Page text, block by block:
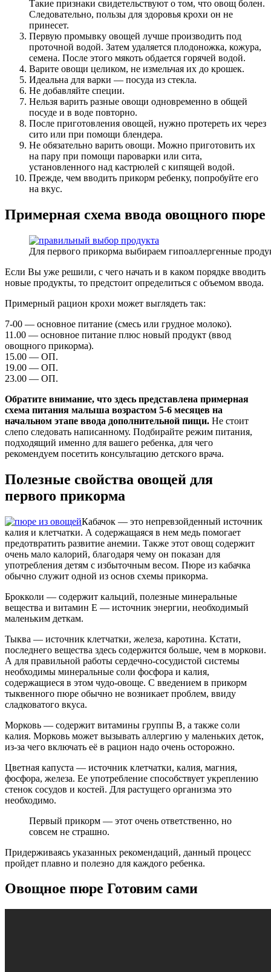
Такие признаки свидетельствуют о том, что овощ болен.
Следовательно, пользы для здоровья крохи он не
принесет.
Первую промывку овощей лучше производить под
проточной водой. Затем удаляется плодоножка, кожура,
семена. После этого мякоть обдается горячей водой.
Варите овощи целиком, не измельчая их до крошек.
Идеальна для варки — посуда из стекла.
Не добавляйте специи.
Нельзя варить разные овощи одновременно в общей
посуде и в воде повторно.
После приготовления овощей, нужно протереть их через
сито или при помощи блендера.
Не обязательно варить овощи. Можно приготовить их
на пару при помощи пароварки или сита,
установленного над кастрюлей с кипящей водой.
Прежде, чем вводить прикорм ребенку, попробуйте его
на вкус.
Примерная схема ввода овощного пюре
Для первого прикорма выбираем гипоаллергенные
Если Вы уже решили, с чего начать и в каком порядке вводить
новые продукты, то предстоит определиться с объемом ввода.
Примерный рацион крохи может выглядеть так:
7-00 — основное питание (смесь или грудное молоко).
11.00 — основное питание плюс новый продукт (ввод
овощного прикорма).
15.00 — ОП.
19.00 — ОП.
23.00 — ОП.
Обратите внимание, что здесь представлена примерная
схема питания малыша возрастом 5-6 месяцев на
начальном этапе ввода дополнительной пищи. Не стоит
слепо следовать написанному. Подбирайте режим питания,
подходящий именно для вашего ребенка, для чего
рекомендуем посетить консультацию детского врача.
Полезные свойства овощей для
первого прикорма
Кабачок — это непревзойденный источник
калия и клетчатки. А содержащаяся в нем медь помогает
предотвратить развитие анемии. Также этот овощ содержит
очень мало калорий, благодаря чему он показан для
употребления детям с избыточным весом. Пюре из кабачка
обычно служит одной из основ схемы прикорма.
Брокколи — содержит кальций, полезные минеральные
вещества и витамин Е — источник энергии, необходимый
маленьким деткам.
Тыква — источник клетчатки, железа, каротина. Кстати,
последнего вещества здесь содержится больше, чем в моркови.
А для правильной работы сердечно-сосудистой системы
необходимы минеральные соли фосфора и калия,
содержащиеся в этом чудо-овоще. С введением в прикорм
тыквенного пюре обычно не возникает проблем, ввиду
сладковатого вкуса.
Морковь — содержит витамины группы B, а также соли
калия. Морковь может вызывать аллергию у маленьких деток,
из-за чего включать её в рацион надо очень осторожно.
Цветная капуста — источник клетчатки, калия, магния,
фосфора, железа. Ее употребление способствует укреплению
стенок сосудов и костей. Для растущего организма это
необходимо.
Первый прикорм — этот очень ответственно, но
совсем не страшно.
Придерживаясь указанных рекомендаций, данный процесс
пройдет плавно и полезно для каждого ребенка.
Овощное пюре Готовим сами